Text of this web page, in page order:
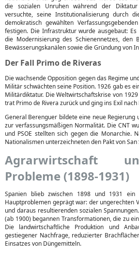
die sozialen Unruhen während der
versuchte, seine Institutionalisierung durch
demokratisch gewählten
festigen. Die Infrastruktur wurde ausgebaut:
die Modernisierung des Schienennetzes, den
Bewässerungskanälen sowie die Gründung von
Der Fall Primo de Riveras
Die wachsende Opposition gegen das Regime
Militär schwächten seine Position. 1926 gab es
Militärdiktatur. Die Weltwirtschaftskrise von
trat Primo de Rivera zurück und ging ins Exil nach
General Berenguer bildete eine neue Regierung
zur verfassungsmäßigen Normalität. Die CNT
und PSOE stellten sich gegen die Monarchie.
Nationalismen unterzeichneten den Pakt von San
Agrarwirtschaft
Probleme (1898-1931)
Spanien blieb zwischen 1898 und 1931
Hauptproblemen geprägt war: der ungerechten
und daraus resultierenden sozialen
(ab 1900) begannen Transformationen, die zu
Die landwirtschaftliche Produktion und
gestiegener Nachfrage, reduzierter
Einsatzes von Düngemitteln.